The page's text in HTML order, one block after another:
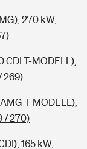
270 kW,
CDI T-MODELL),
269)
T-MODELL),
/ 270)
165 kW,